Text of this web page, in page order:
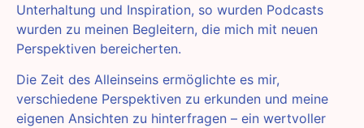
Unterhaltung und Inspiration, so wurden Podcasts
wurden zu meinen Begleitern, die mich mit neuen
Perspektiven bereicherten.
Die Zeit des Alleinseins ermöglichte es mir,
verschiedene Perspektiven zu erkunden und meine
eigenen Ansichten zu hinterfragen – ein wertvoller